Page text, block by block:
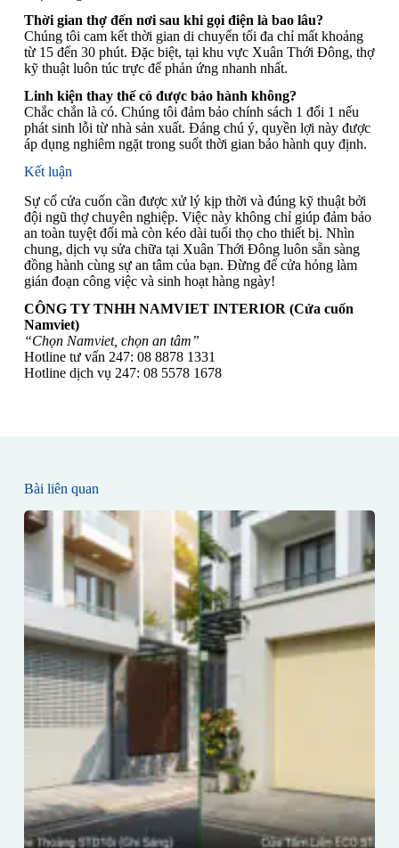
Thời gian thợ đến nơi sau khi gọi điện là bao lâu?
Chúng tôi cam kết thời gian di chuyển tối đa chỉ mất khoảng
từ 15 đến 30 phút. Đặc biệt, tại khu vực Xuân Thới Đông, thợ
kỹ thuật luôn túc trực để phản ứng nhanh nhất.
Linh kiện thay thế có được bảo hành không?
Chắc chắn là có. Chúng tôi đảm bảo chính sách 1 đổi 1 nếu
phát sinh lỗi từ nhà sản xuất. Đáng chú ý, quyền lợi này được
áp dụng nghiêm ngặt trong suốt thời gian bảo hành quy định.
Kết luận
Sự cố cửa cuốn cần được xử lý kịp thời và đúng kỹ thuật bởi
đội ngũ thợ chuyên nghiệp. Việc này không chỉ giúp đảm bảo
an toàn tuyệt đối mà còn kéo dài tuổi thọ cho thiết bị. Nhìn
chung, dịch vụ sửa chữa tại Xuân Thới Đông luôn sẵn sàng
đồng hành cùng sự an tâm của bạn. Đừng để cửa hỏng làm
gián đoạn công việc và sinh hoạt hàng ngày!
CÔNG TY TNHH NAMVIET INTERIOR (Cửa cuốn
Namviet)
“Chọn Namviet, chọn an tâm”
Hotline tư vấn 247: 08 8878 1331
Hotline dịch vụ 247: 08 5578 1678
Bài liên quan